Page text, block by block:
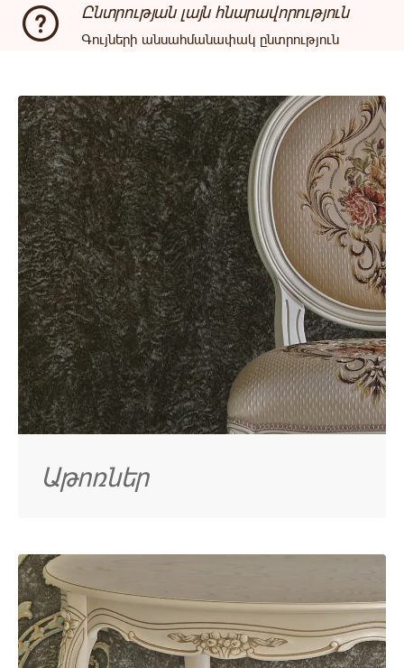
Ընտրության լայն հնարավորություն
Գույների անսահմանափակ ընտրություն
Աթոռներ